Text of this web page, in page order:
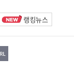
랭킹뉴스